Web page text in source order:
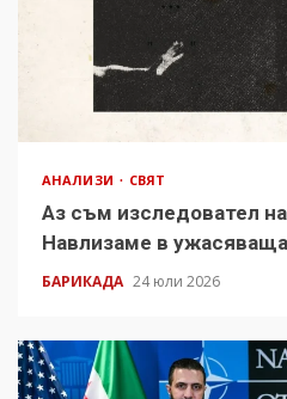
АНАЛИЗИ СВЯТ
Аз съм изследовател
Навлизаме в
БАРИКАДА 24 юли 2026